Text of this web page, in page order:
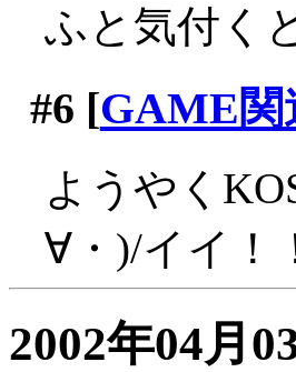
ふと気付く
#6 [GAME関
ようやく
∀・)/イイ！
2002年04月